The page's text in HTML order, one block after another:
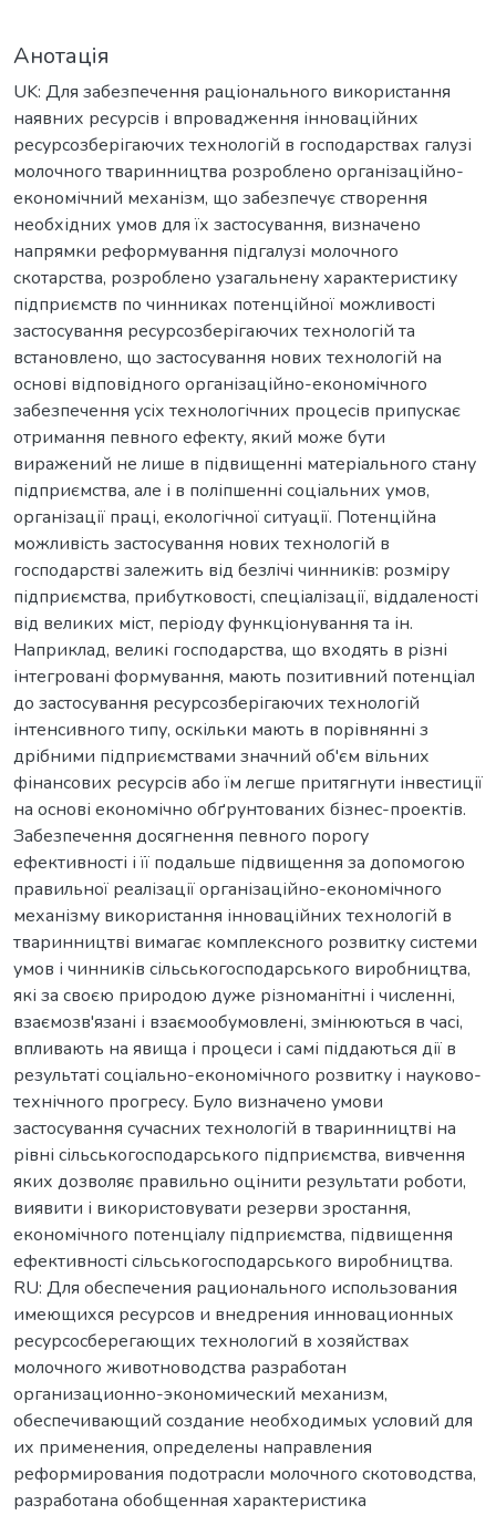
Анотація
UK: Для забезпечення раціонального використання
наявних ресурсів і впровадження інноваційних
ресурсозберігаючих технологій в господарствах галузі
молочного тваринництва розроблено організаційно-
економічний механізм, що забезпечує створення
необхідних умов для їх застосування, визначено
напрямки реформування підгалузі молочного
скотарства, розроблено узагальнену характеристику
підприємств по чинниках потенційної можливості
застосування ресурсозберігаючих технологій та
встановлено, що застосування нових технологій на
основі відповідного організаційно-економічного
забезпечення усіх технологічних процесів припускає
отримання певного ефекту, який може бути
виражений не лише в підвищенні матеріального стану
підприємства, але і в поліпшенні соціальних умов,
організації праці, екологічної ситуації. Потенційна
можливість застосування нових технологій в
господарстві залежить від безлічі чинників: розміру
підприємства, прибутковості, спеціалізації, віддаленості
від великих міст, періоду функціонування та ін.
Наприклад, великі господарства, що входять в різні
інтегровані формування, мають позитивний потенціал
до застосування ресурсозберігаючих технологій
інтенсивного типу, оскільки мають в порівнянні з
дрібними підприємствами значний об'єм вільних
фінансових ресурсів або їм легше притягнути інвестиції
на основі економічно обґрунтованих бізнес-проектів.
Забезпечення досягнення певного порогу
ефективності і її подальше підвищення за допомогою
правильної реалізації організаційно-економічного
механізму використання інноваційних технологій в
тваринництві вимагає комплексного розвитку системи
умов і чинників сільськогосподарського виробництва,
які за своєю природою дуже різноманітні і численні,
взаємозв'язані і взаємообумовлені, змінюються в часі,
впливають на явища і процеси і самі піддаються дії в
результаті соціально-економічного розвитку і науково-
технічного прогресу. Було визначено умови
застосування сучасних технологій в тваринництві на
рівні сільськогосподарського підприємства, вивчення
яких дозволяє правильно оцінити результати роботи,
виявити і використовувати резерви зростання,
економічного потенціалу підприємства, підвищення
ефективності сільськогосподарського виробництва.
RU: Для обеспечения рационального использования
имеющихся ресурсов и внедрения инновационных
ресурсосберегающих технологий в хозяйствах
молочного животноводства разработан
организационно-экономический механизм,
обеспечивающий создание необходимых условий для
их применения, определены направления
реформирования подотрасли молочного скотоводства,
разработана обобщенная характеристика